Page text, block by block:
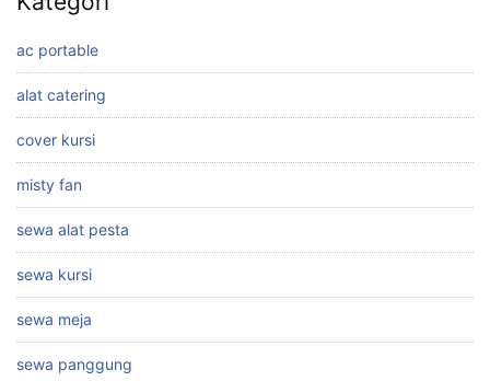
ac portable
alat catering
cover kursi
misty fan
sewa alat pesta
sewa kursi
sewa meja
sewa panggung